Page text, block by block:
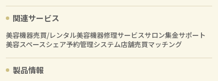
関連サービス
美容機器売買/レンタル美容機器修理サービスサロン集金サポート
美容スペースシェア予約管理システム店舗売買マッチング
製品情報